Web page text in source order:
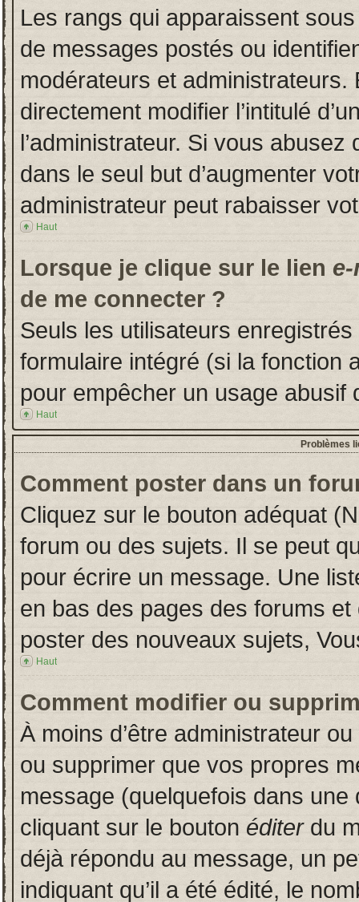
Les rangs qui apparaissent
de messages postés ou
modérateurs et
directement modifier l’intitulé
l’administrateur. Si vous
dans le seul but d’augmenter
administrateur peut rabaisser
Haut
Lorsque je clique sur le lien
de me connecter ?
Seuls les utilisateurs
formulaire intégré (si la fonction
pour empêcher un usage abusif
Haut
Problèmes
Comment poster dans un
Cliquez sur le bouton adéquat
forum ou des sujets. Il se peut
pour écrire un message. Une
en bas des pages des forums
poster des nouveaux sujets,
Haut
Comment modifier ou
À moins d’être administrateur
ou supprimer que vos propres
message (quelquefois dans
cliquant sur le bouton éditerdu
déjà répondu au message, un
indiquant qu’il a été édité, le